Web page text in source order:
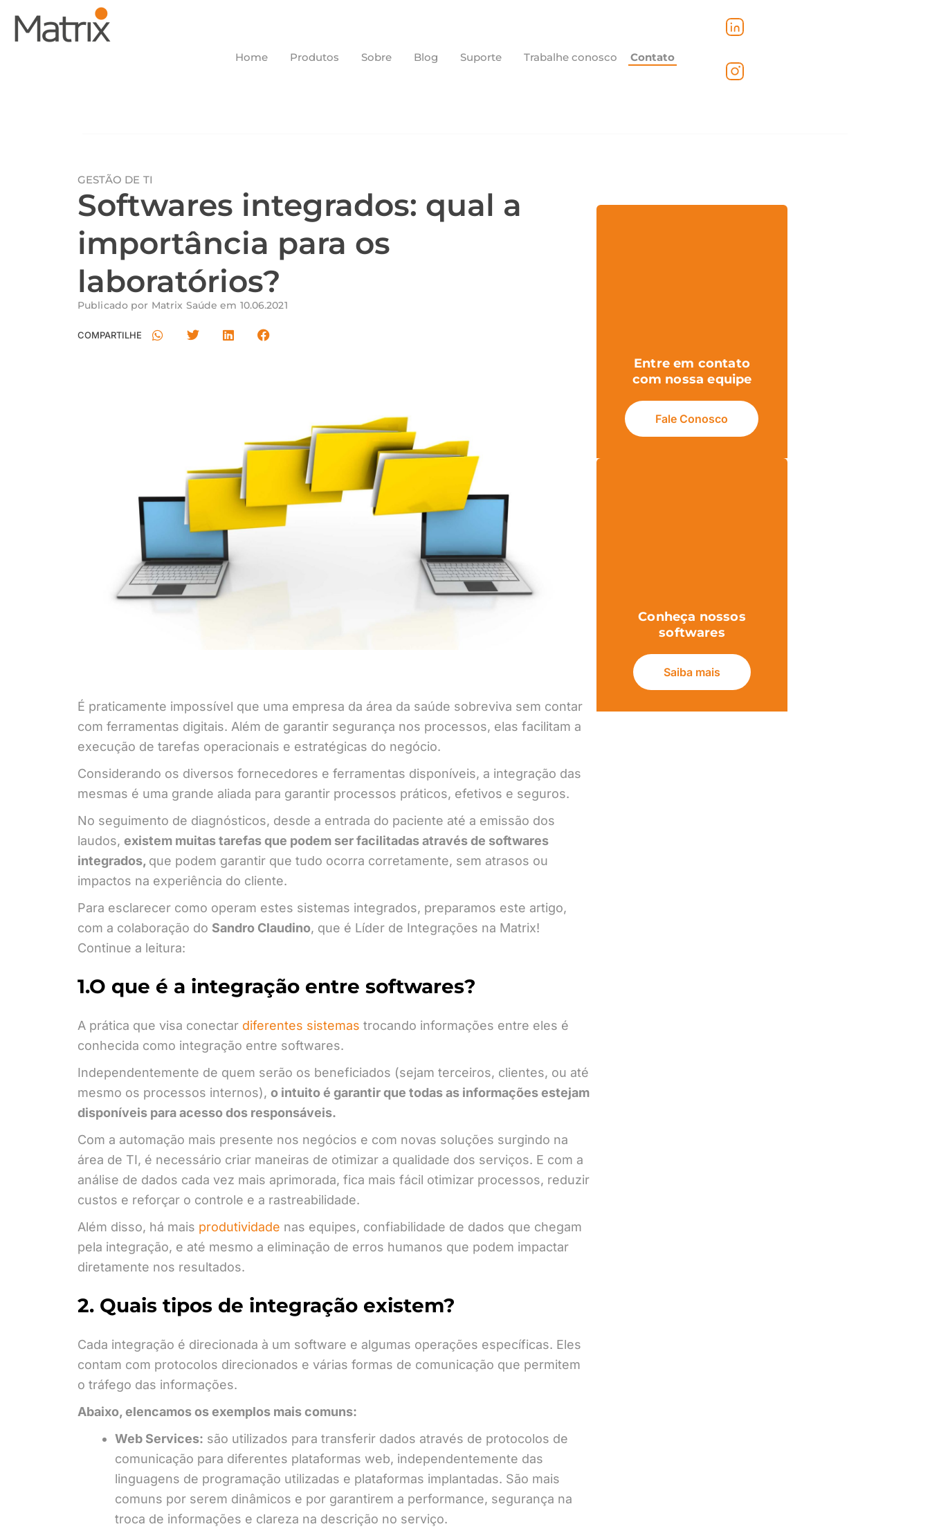
Home Produtos Sobre Blog Suporte Trabalhe conosco Contato
GESTÃO DE TI
Softwares integrados: qual a
importância para os
laboratórios?
Publicado por Matrix Saúde em 10.06.2021
COMPARTILHE
É praticamente impossível que uma empresa da área da saúde sobreviva sem contar
com ferramentas digitais. Além de garantir segurança nos processos, elas facilitam a
execução de tarefas operacionais e estratégicas do negócio.
Considerando os diversos fornecedores e ferramentas disponíveis, a integração das
mesmas é uma grande aliada para garantir processos práticos, efetivos e seguros.
No seguimento de diagnósticos, desde a entrada do paciente até a emissão dos
laudos, existem muitas tarefas que podem ser facilitadas através de softwares
integrados, que podem garantir que tudo ocorra corretamente, sem atrasos ou
impactos na experiência do cliente.
Para esclarecer como operam estes sistemas integrados, preparamos este artigo,
com a colaboração do Sandro Claudino, que é Líder de Integrações na Matrix!
Continue a leitura:
1.O que é a integração entre softwares?
A prática que visa conectar diferentes sistemas trocando informações entre eles é
conhecida como integração entre softwares.
Independentemente de quem serão os beneficiados (sejam terceiros, clientes, ou até
mesmo os processos internos), o intuito é garantir que todas as informações estejam
disponíveis para acesso dos responsáveis.
Com a automação mais presente nos negócios e com novas soluções surgindo na
área de TI, é necessário criar maneiras de otimizar a qualidade dos serviços. E com a
análise de dados cada vez mais aprimorada, fica mais fácil otimizar processos, reduzir
custos e reforçar o controle e a rastreabilidade.
Além disso, há mais produtividade nas equipes, confiabilidade de dados que chegam
pela integração, e até mesmo a eliminação de erros humanos que podem impactar
diretamente nos resultados.
2. Quais tipos de integração existem?
Cada integração é direcionada à um software e algumas operações específicas. Eles
contam com protocolos direcionados e várias formas de comunicação que permitem
o tráfego das informações.
Abaixo, elencamos os exemplos mais comuns:
Web Services: são utilizados para transferir dados através de protocolos de
comunicação para diferentes plataformas web, independentemente das
linguagens de programação utilizadas e plataformas implantadas. São mais
comuns por serem dinâmicos e por garantirem a performance, segurança na
troca de informações e clareza na descrição no serviço.
Entre em contato
com nossa equipe
Fale Conosco
Conheça nossos
softwares
Saiba mais